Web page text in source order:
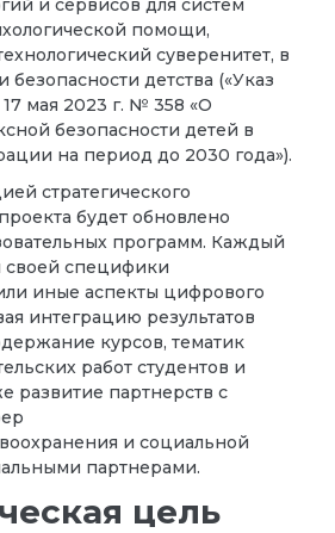
и сервисов для систем
помощи,
суверенитет, в
безопасности детства («Указ
мая 2023 г. № 358 «О
безопасности детей в
на период до 2030 года»).
стратегического
будет обновлено
программ. Каждый
своей специфики
иные аспекты цифрового
интеграцию результатов
курсов, тематик
работ студентов и
развитие партнерств с
и социальной
партнерами.
цель